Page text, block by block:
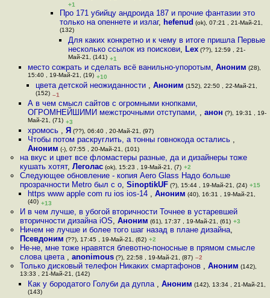
+1
Про 171 убийцу андроида 187 и прочие фантазии это
только на опеннете и излаг, hefenud (ok), 07:21 , 21-Май-21,
(132)
Для каких конкретно и к чему в итоге пришла Первые
несколько ссылок из поискови, Lex(??), 12:59 , 21-
Май-21, (141) +1
место сожрать и сделать всё ванильно-упоротым, Аноним (28),
15:40 , 19-Май-21, (19) +10
цвета детской неожиданности ,Аноним (152), 22:50 , 22-Май-21,
(152) –1
А в чем смысл сайтов с огромными кнопками,
ОГРОМНЕЙШИМИ межстрочными отступами, , анон (?), 19:31 , 19-
Май-21, (71) +3
хромось , Я (??), 06:40 , 20-Май-21, (97)
Чтобы потом раскруглить, а тонны говнокода остались ,
Аноним (-), 07:55 , 20-Май-21, (101)
на вкус и цвет все фломастеры разные, да и дизайнеры тоже
кушать хотят, Леголас(ok), 15:23 , 19-Май-21, (7) +2
Следующее обновление - копия Aero Glass Надо больше
прозрачности Metro был с о, SinoptikUF(?), 15:44 , 19-Май-21, (24) +15
https www apple com ru ios ios-14 , Аноним (40), 16:31 , 19-Май-21,
(40) +13
И в чем лучше, в убогой вторичности Точнее в устаревшей
вторичности дизайна iOS, Аноним (61), 17:37 , 19-Май-21, (61) +3
Ничем не лучше и более того шаг назад в плане дизайна,
Псевдоним (??), 17:45 , 19-Май-21, (62) +2
Не-не, мне тоже нравятся блевотно-поносные в прямом смысле
слова цвета , anonimous(?), 22:58 , 19-Май-21, (87) –2
Только дисковый телефон Никаких смартафонов , Аноним (142),
13:33 , 21-Май-21, (142)
Как у бородатого Голуби да дупла , Аноним (142), 13:34 , 21-Май-21,
(143)